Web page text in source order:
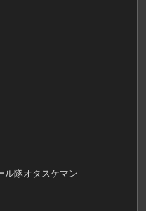
ル隊オタスケマン